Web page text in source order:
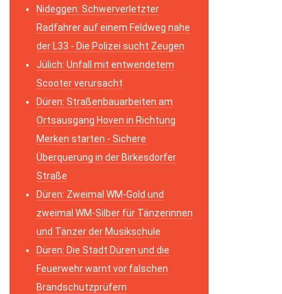
Nideggen: Schwerverletzter
Radfahrer auf einem Feldweg nahe
der L33 - Die Polizei sucht Zeugen
Jülich: Unfall mit entwendetem
Scooter verursacht
Düren: Straßenbauarbeiten am
Ortsausgang Hoven in Richtung
Merken starten - Sichere
Überquerung in der Birkesdorfer
Straße
Düren: Zweimal WM-Gold und
zweimal WM-Silber für Tänzerinnen
und Tänzer der Musikschule
Düren: Die Stadt Düren und die
Feuerwehr warnt vor falschen
Brandschutzprüfern